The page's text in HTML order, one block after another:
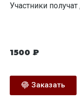
Участники
1500 ₽
Заказать